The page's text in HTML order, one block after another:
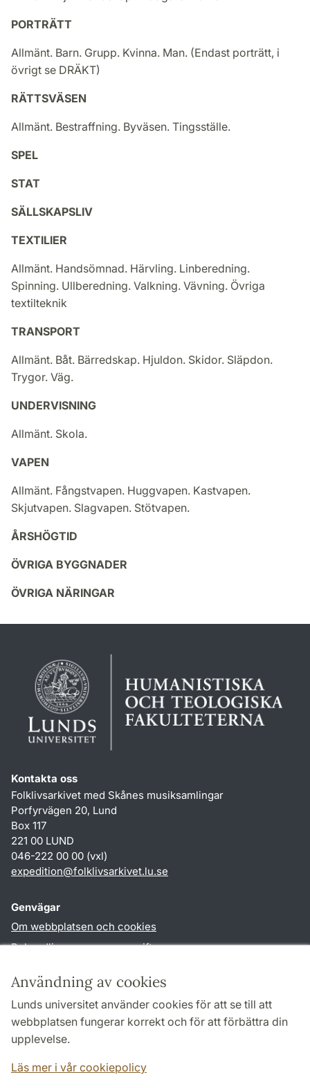
Användning av cookies
Lunds universitet använder cookies för att se till att
webbplatsen fungerar korrekt och för att förbättra din
upplevelse.
Läs mer i vår cookiepolicy
PORTRÄTT
Allmänt. Barn. Grupp. Kvinna. Man. (Endast porträtt, i
övrigt se DRÄKT)
RÄTTSVÄSEN
Allmänt. Bestraffning. Byväsen. Tingsställe.
SPEL
STAT
SÄLLSKAPSLIV
TEXTILIER
Allmänt. Handsömnad. Härvling. Linberedning.
Spinning. Ullberedning. Valkning. Vävning. Övriga
textilteknik
TRANSPORT
Allmänt. Båt. Bärredskap. Hjuldon. Skidor. Släpdon.
Trygor. Väg.
UNDERVISNING
Allmänt. Skola.
VAPEN
Allmänt. Fångstvapen. Huggvapen. Kastvapen.
Skjutvapen. Slagvapen. Stötvapen.
ÅRSHÖGTID
ÖVRIGA BYGGNADER
ÖVRIGA NÄRINGAR
Kontakta oss
Folklivsarkivet med Skånes musiksamlingar
Porfyrvägen 20, Lund
Box 117
221 00 LUND
046-222 00 00 (vxl)
expedition@folklivsarkivet.lu.se
Genvägar
Om webbplatsen och cookies
Behandling av personuppgifter
TYPO3-login
Följ oss i sociala medier